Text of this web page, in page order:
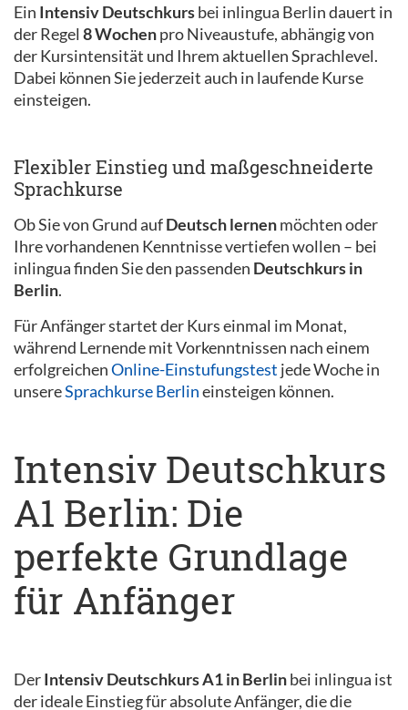
Ein Intensiv Deutschkursbei inlingua Berlin dauert in
der Regel 8 Wochenpro Niveaustufe, abhängig von
der Kursintensität und Ihrem aktuellen Sprachlevel.
Dabei können Sie jederzeit auch in laufende Kurse
einsteigen.
Flexibler Einstieg und maßgeschneiderte
Sprachkurse
Ob Sie von Grund aufDeutsch lernenmöchten oder
Ihre vorhandenen Kenntnisse vertiefen wollen – bei
inlingua finden Sie den passenden Deutschkurs in
Berlin.
Für Anfänger startet der Kurs einmal im Monat,
während Lernende mit Vorkenntnissen nach einem
erfolgreichenOnline-Einstufungstest jede Woche in
unsereSprachkurse Berlineinsteigen können.
Intensiv Deutschkurs
A1 Berlin: Die
perfekte Grundlage
für Anfänger
DerIntensiv Deutschkurs A1 in Berlinbei inlingua ist
der ideale Einstieg für absolute Anfänger, die die